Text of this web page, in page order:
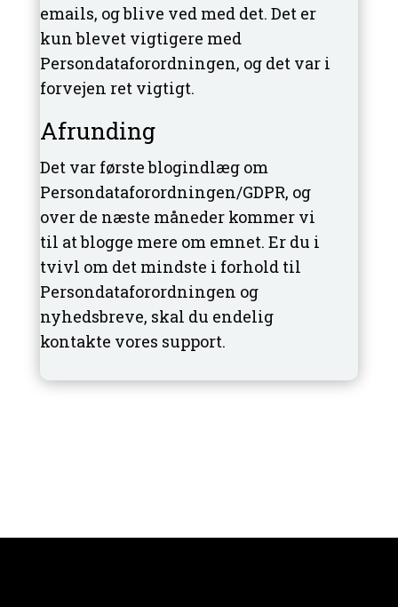
emails, og blive ved med det. Det er
kun blevet vigtigere med
Persondataforordningen, og det var i
forvejen ret vigtigt.
Afrunding
Det var første blogindlæg om
Persondataforordningen/GDPR, og
over de næste måneder kommer vi
til at blogge mere om emnet. Er du i
tvivl om det mindste i forhold til
Persondataforordningen og
nyhedsbreve, skal du endelig
kontakte vores support.